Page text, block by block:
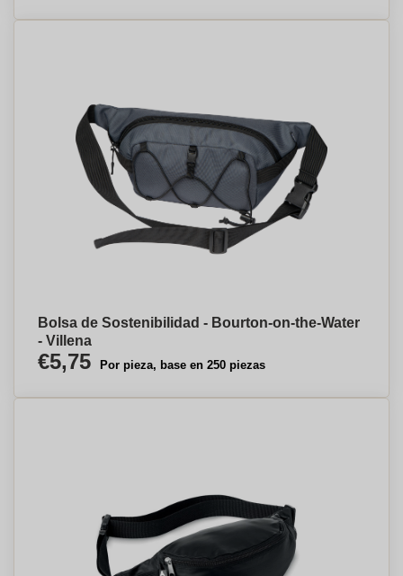
Bolsa de Sostenibilidad - Bourton-on-the-Water
- Villena
€5,75 Por pieza, base en 250 piezas